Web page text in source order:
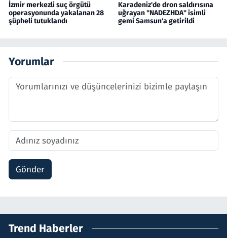
İzmir merkezli suç örgütü
operasyonunda yakalanan 28
şüpheli tutuklandı
Karadeniz'de dron saldırısına
uğrayan "NADEZHDA" isimli
gemi Samsun'a getirildi
Yorumlar
Gönder
Trend Haberler